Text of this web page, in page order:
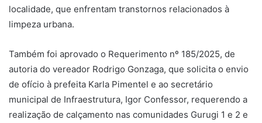
localidade, que enfrentam transtornos relacionados à
limpeza urbana.
Também foi aprovado o Requerimento nº 185/2025, de
autoria do vereador Rodrigo Gonzaga, que solicita o envio
de ofício à prefeita Karla Pimentel e ao secretário
municipal de Infraestrutura, Igor Confessor, requerendo a
realização de calçamento nas comunidades Gurugi 1 e 2 e